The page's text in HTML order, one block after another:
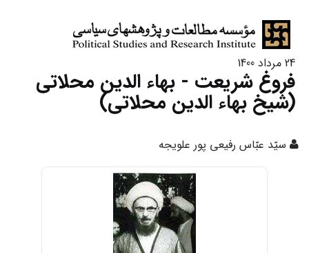
24 مرداد 1400
فروغ شریعت - بهاء الدین محلاتی
(شیخ بهاء الدین محلاتی)
سیّد عبّاس رفیعى پور علویجه